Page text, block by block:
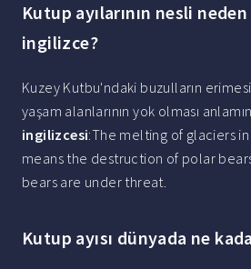
Kutup ayılarının nesli
ingilizce?
Kuzey Kutbu'ndaki buzulların
yaşam alanlarının yok olması
ingilizcesi:The melting of glaciers
means the destruction of polar
bears are under threat.
Kutup ayısı dünyada ne